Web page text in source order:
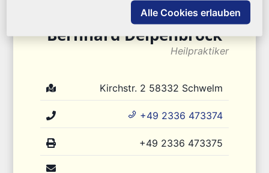
Alle Cookies erlauben
Bernhard Deipenbrock
Heilpraktiker
Kirchstr. 2 58332 Schwelm
+49 2336 473374
+49 2336 473375